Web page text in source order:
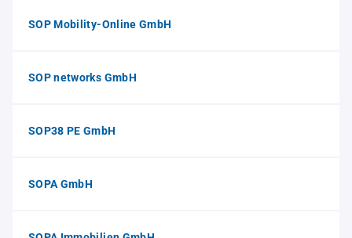
SOP Mobility-Online GmbH
SOP networks GmbH
SOP38 PE GmbH
SOPA GmbH